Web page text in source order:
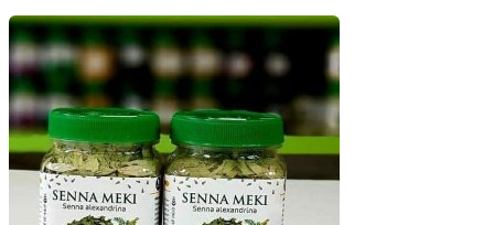
hyjnore